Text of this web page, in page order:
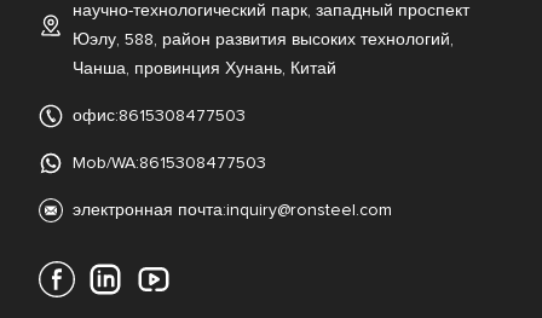
научно-технологический парк, западный проспект
Юэлу, 588, район развития высоких технологий,
Чанша, провинция Хунань, Китай
офис:8615308477503
Mob/WA:8615308477503
электронная почта:inquiry@ronsteel.com